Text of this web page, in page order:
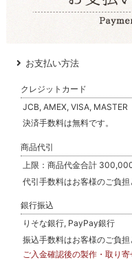
お支払い方法
クレジットカード
JCB, AMEX, VISA, MASTER
決済手数料は無料です。
商品代引
上限：商品代金合計
代引手数料はお客様のご負担
銀行振込
りそな銀行, PayPay銀行
振込手数料はお客様のご負担
ご入金確認後の製作・取り寄